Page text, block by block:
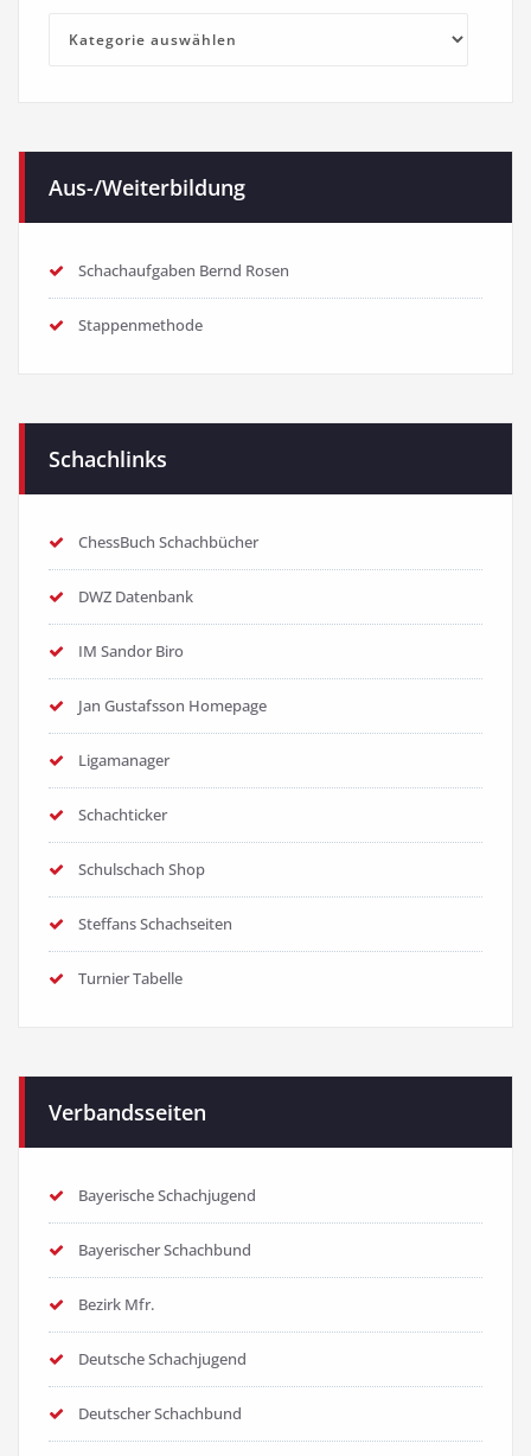
Kategorien
Aus-/Weiterbildung
Schachaufgaben Bernd Rosen
Stappenmethode
Schachlinks
ChessBuch Schachbücher
DWZ Datenbank
IM Sandor Biro
Jan Gustafsson Homepage
Ligamanager
Schachticker
Schulschach Shop
Steffans Schachseiten
Turnier Tabelle
Verbandsseiten
Bayerische Schachjugend
Bayerischer Schachbund
Bezirk Mfr.
Deutsche Schachjugend
Deutscher Schachbund